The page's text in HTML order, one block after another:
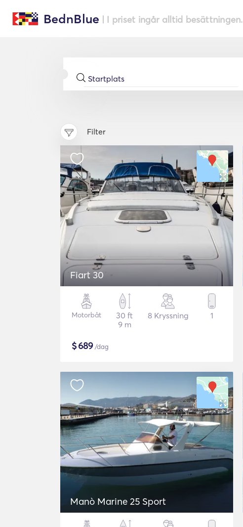
BednBlue | I priset ingår alltid besättningen.
Filter
Fiart 30
Motorbåt
30 ft
9 m
8 Kryssning 1
$689/dag
Manò Marine 25 Sport